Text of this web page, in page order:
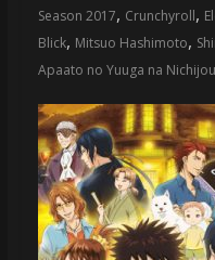
Season 2017, Crunchyroll,
Blick, Mitsuo Hashimoto,
Apaato no Yuuga na Nichijou